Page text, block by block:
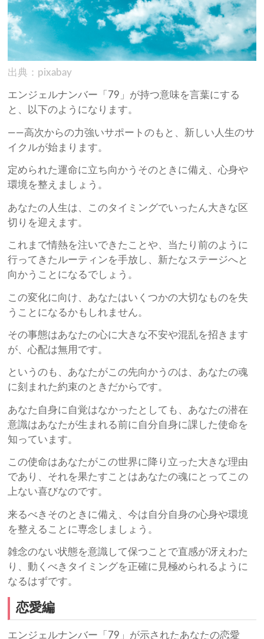
出典：pixabay
エンジェルナンバー「79」が持つ意味を言葉にする
と、以下のようになります。
——高次からの力強いサポートのもと、新しい人生のサ
イクルが始まります。
定められた運命に立ち向かうそのときに備え、心身や
環境を整えましょう。
あなたの人生は、このタイミングでいったん大きな区
切りを迎えます。
これまで情熱を注いできたことや、当たり前のように
行ってきたルーティンを手放し、新たなステージへと
向かうことになるでしょう。
この変化に向け、あなたはいくつかの大切なものを失
うことになるかもしれません。
その事態はあなたの心に大きな不安や混乱を招きます
が、心配は無用です。
というのも、あなたがこの先向かうのは、あなたの魂
に刻まれた約束のときだからです。
あなた自身に自覚はなかったとしても、あなたの潜在
意識はあなたが生まれる前に自分自身に課した使命を
知っています。
この使命はあなたがこの世界に降り立った大きな理由
であり、それを果たすことはあなたの魂にとってこの
上ない喜びなのです。
来るべきそのときに備え、今は自分自身の心身や環境
を整えることに専念しましょう。
雑念のない状態を意識して保つことで直感が冴えわた
り、動くべきタイミングを正確に見極められるように
なるはずです。
恋愛編
エンジェルナンバー「79」が示されたあなたの恋愛